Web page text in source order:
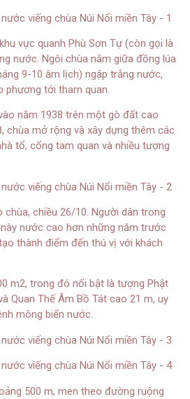
vực quanh Phù Sơn Tự (còn gọi là
nước. Ngôi chùa nằm giữa đồng lúa
9-10 âm lịch) ngập trắng nước,
phương tới tham quan.
năm 1938 trên một gò đất cao
chùa mở rộng và xây dựng thêm các
tổ, cổng tam quan và nhiều tượng
chiều 26/10. Người dân trong
nước cao hơn những năm trước
thành điểm đến thú vị với khách
m2, trong đó nổi bật là tượng Phật
Quan Thế Âm Bồ Tát cao 21 m, uy
mông biển nước.
500 m, men theo đường ruộng